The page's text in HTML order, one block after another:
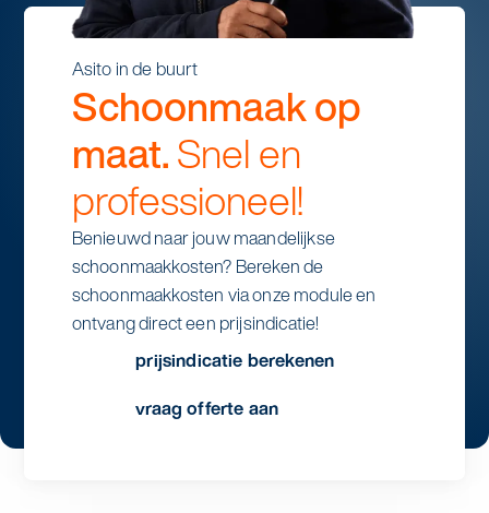
Asito in de buurt
Schoonmaak op
maat.Snel en
professioneel!
Benieuwd naar jouw maandelijkse
schoonmaakkosten? Bereken de
schoonmaakkosten via onze module en
ontvang direct een prijsindicatie!
prijsindicatie berekenen
vraag offerte aan